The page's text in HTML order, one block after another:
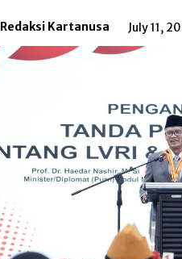
Redaksi Kartanusa July 11,